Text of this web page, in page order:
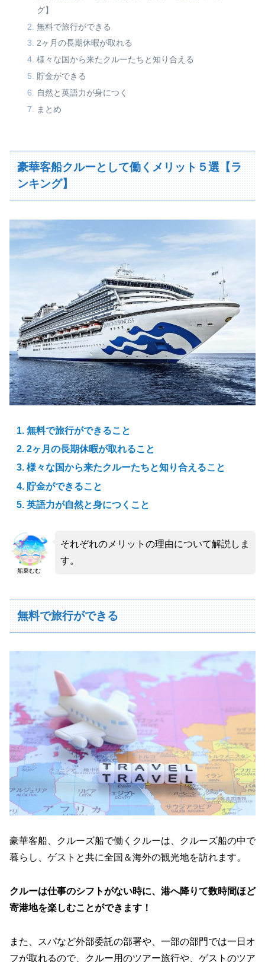
グ】
無料で旅行ができる
2ヶ月の長期休暇が取れる
様々な国から来たクルーたちと知り合える
貯金ができる
自然と英語力が身につく
まとめ
豪華客船クルーとして働くメリット５選【ラ
ンキング】
無料で旅行ができること
2ヶ月の長期休暇が取れること
様々な国から来たクルーたちと知り合えること
貯金ができること
英語力が自然と身につくこと
船乗むむ
それぞれのメリットの理由について解説しま
す。
無料で旅行ができる
豪華客船、クルーズ船で働くクルーは、クルーズ船の中で
暮らし、ゲストと共に全国＆海外の観光地を訪れます。
クルーは仕事のシフトがない時に、港へ降りて数時間ほど
寄港地を楽しむことができます！
また、スパなど外部委託の部署や、一部の部門では一日オ
フが取れるので、クルー用のツアー旅行や、ゲストのツア